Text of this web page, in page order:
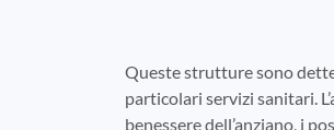
Queste strutture sono
particolari servizi sanitari.
benessere dell’anziano, i